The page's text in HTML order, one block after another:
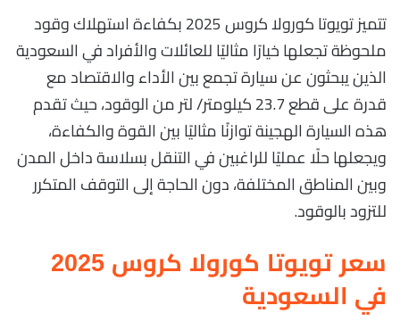
تتميز تويوتا كورولا كروس 2025 بكفاءة استهلاك وقود
ملحوظة تجعلها خيارًا مثاليًا للعائلات والأفراد في السعودية
الذين يبحثون عن سيارة تجمع بين الأداء والاقتصاد مع
قدرة على قطع 23.7 كيلومتر/ لتر من الوقود، حيث تقدم
هذه السيارة الهجينة توازنًا مثاليًا بين القوة والكفاءة،
ويجعلها حلًا عمليًا للراغبين في التنقل بسلاسة داخل المدن
وبين المناطق المختلفة، دون الحاجة إلى التوقف المتكرر
للتزود بالوقود.
سعر تويوتا كورولا كروس 2025
في السعودية